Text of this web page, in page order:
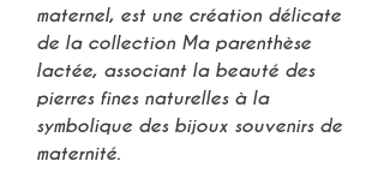
maternel, est une création délicate
de la collection Ma parenthèse
lactée, associant la beauté des
pierres fines naturellesà la
symbolique des bijoux souvenirs de
maternité.